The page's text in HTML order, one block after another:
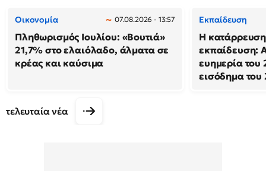
Οικονομία 07.08.2026 - 13:57
Πληθωρισμός Ιουλίου: «Βουτιά»
21,7% στο ελαιόλαδο, άλματα σε
κρέας και καύσιμα
Εκπαίδευση
Η
εκπαίδευση:
ευημερία του
εισόδημα του
τελευταία νέα